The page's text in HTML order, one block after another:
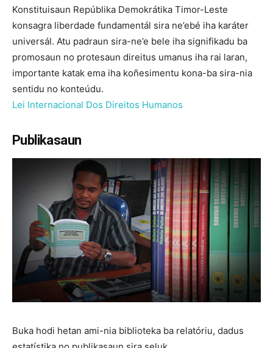
Konstituisaun Repúblika Demokrátika Timor-Leste
konsagra liberdade fundamentál sira ne’ebé iha karáter
universál. Atu padraun sira-ne’e bele iha signifikadu ba
promosaun no protesaun direitus umanus iha rai laran,
importante katak ema iha koñesimentu kona-ba sira-nia
sentidu no konteúdu.
Lei Internacional Dos Direitos Humanos
Publikasaun
Buka hodi hetan ami-nia biblioteka ba relatóriu, dadus